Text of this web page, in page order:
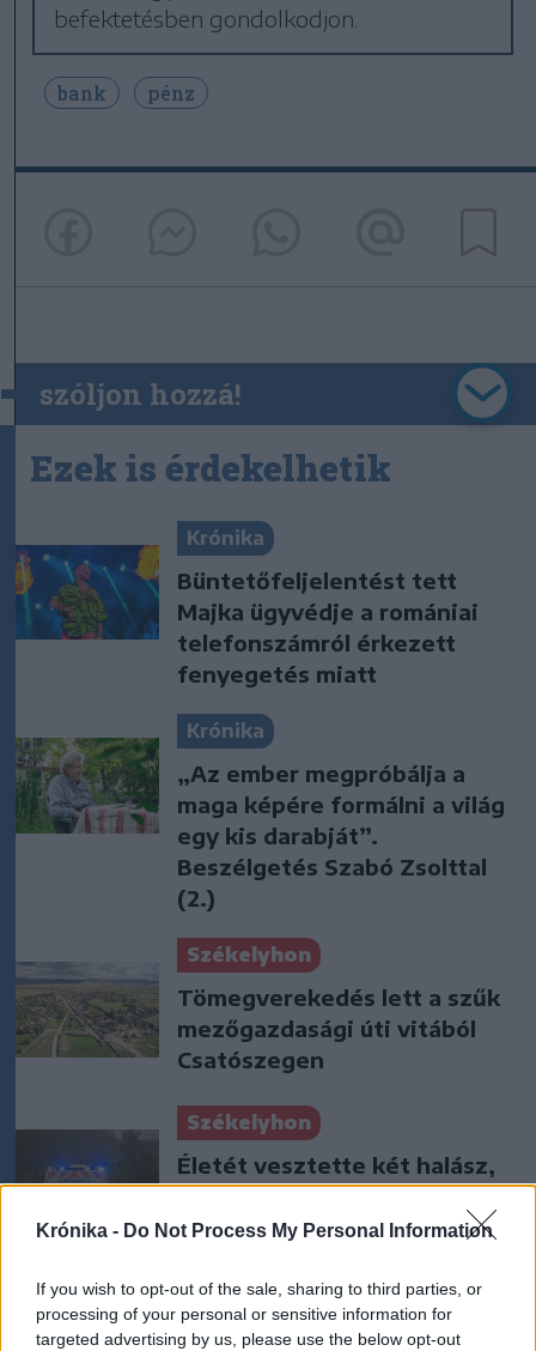
Krónika - Do Not Process My Personal Information
If you wish to opt-out of the sale, sharing to third parties, or
processing of your personal or sensitive information for
targeted advertising by us, please use the below opt-out
befektetésben gondolkodjon.
bank pénz
szóljon hozzá!
Ezek is érdekelhetik
Krónika
Büntetőfeljelentést tett
Majka ügyvédje a romániai
telefonszámról érkezett
fenyegetés miatt
Krónika
„Az ember megpróbálja a
maga képére formálni a világ
egy kis darabját”.
Beszélgetés Szabó Zsolttal
(2.)
Székelyhon
Tömegverekedés lett a szűk
mezőgazdasági úti vitából
Csatószegen
Székelyhon
Életét vesztette két halász,
akiket villámcsapás ért a
Maros partján – frissítve
Székely Sport
Corbu góljától hangos a